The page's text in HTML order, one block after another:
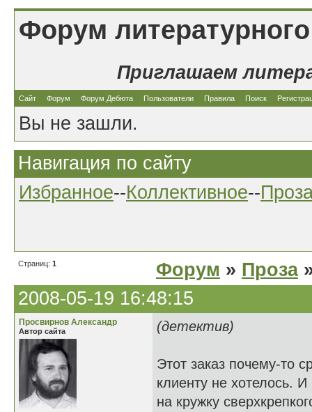
Форум
Приглашаем
Сайт Форум Форум Дебюта Пользователи Правила Поиск
Вы не зашли.
Навигация по сайту
Избранное--Коллективное--
Страниц: 1 Форум » Проза
2008-05-19 16:48:15
Просвирнов Александр
Автор сайта (детектив)
Этот заказ почему-то
клиенту не хотелось.
на кружку